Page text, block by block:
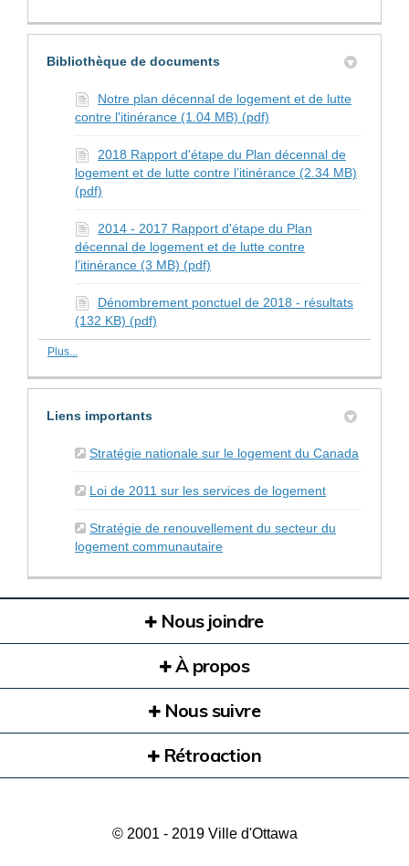
Bibliothèque de documents
Notre plan décennal de logement et de lutte
contre l'itinérance (1.04 MB) (pdf)
2018 Rapport d'étape du Plan décennal de
logement et de lutte contre l’itinérance (2.34 MB)
(pdf)
2014 - 2017 Rapport d'étape du Plan
décennal de logement et de lutte contre
l’itinérance (3 MB) (pdf)
Dénombrement ponctuel de 2018 - résultats
(132 KB) (pdf)
Plus...
Liens importants
Stratégie nationale sur le logement du Canada
Loi de 2011 sur les services de logement(Liens
Stratégie de renouvellement du secteur du
logement communautaire(Liens externes)
Nous joindre
À propos
Nous suivre
Rétroaction
© 2001 - 2019 Ville d'Ottawa